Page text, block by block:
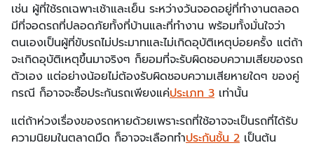
เช่น ผู้ที่ใช้รถเฉพาะเช้าและเย็น ระหว่างวันจอดอยู่ที่ทำงานตลอด
มีที่จอดรถที่ปลอดภัยทั้งที่บ้านและที่ทำงาน พร้อมทั้งมั่นใจว่า
ตนเองเป็นผู้ที่ขับรถไม่ประมาทและไม่เกิดอุบัติเหตุบ่อยครั้ง แต่ถ้า
จะเกิดอุบัติเหตุขึ้นมาจริงๆ ก็ยอมที่จะรับผิดชอบความเสียของรถ
ตัวเอง แต่อย่างน้อยไม่ต้องรับผิดชอบความเสียหายใดๆ ของคู่
กรณี ก็อาจจะซื้อประกันรถเพียงแค่ประเภท 3 เท่านั้น
แต่ถ้าห่วงเรื่องของรถหายด้วยเพราะรถที่ใช้อาจจะเป็นรถที่ได้รับ
ความนิยมในตลาดมืด ก็อาจจะเลือกทำประกันชั้น 2 เป็นต้น